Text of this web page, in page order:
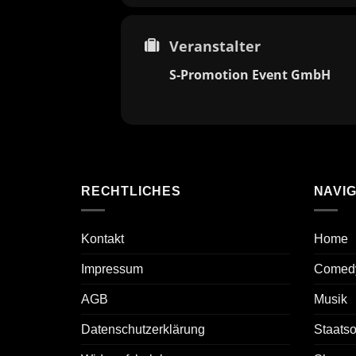
Veranstalter
S-Promotion Event GmbH
RECHTLICHES
Kontakt
Impressum
AGB
Datenschutzerklärung
Home
Musik